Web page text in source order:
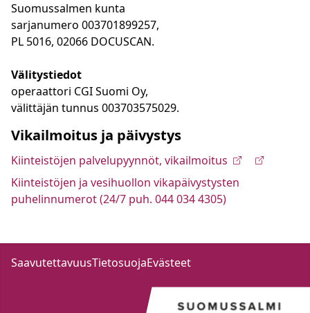
Suomussalmen kunta
sarjanumero 003701899257,
PL 5016, 02066 DOCUSCAN.
Välitystiedot
operaattori CGI Suomi Oy,
välittäjän tunnus 003703575029.
Vikailmoitus ja päivystys
Kiinteistöjen palvelupyynnöt, vikailmoitus
Kiinteistöjen ja vesihuollon vikapäivystysten
puhelinnumerot (24/7 puh. 044 034 4305)
SaavutettavuusTietosuojaEvästeet